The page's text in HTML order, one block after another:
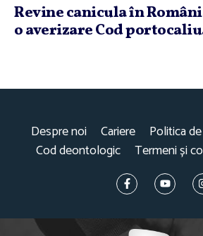
Revine canicula în
o averizare Cod
Despre noi Cariere
Politica
Cod deontologic
Termeni și